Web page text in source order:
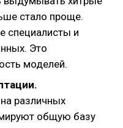
стало проще.
специалисты и
Это
моделей.
различных
общую базу